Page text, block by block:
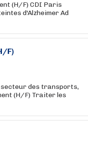
(H/F) CDI Paris
d'Alzheimer Ad
F)
secteur des transports,
(H/F) Traiter les